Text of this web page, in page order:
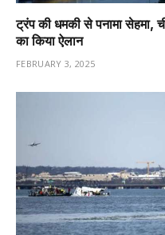
ट्रंप की धमकी से पनामा सेहमा,
का किया ऐलान
FEBRUARY 3, 2025